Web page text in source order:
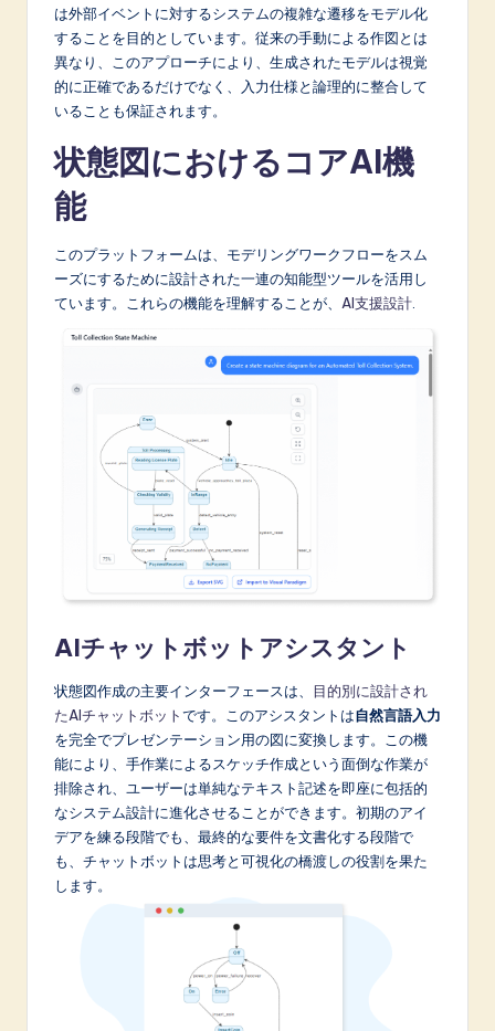
w
a
は外部イベントに対するシステムの複雑な遷移をモデル化
することを目的としています。従来の手動による作図とは
異なり、このアプローチにより、生成されたモデルは視覚
的に正確であるだけでなく、入力仕様と論理的に整合して
いることも保証されます。
状態図におけるコアAI機
能
このプラットフォームは、モデリングワークフローをスム
ーズにするために設計された一連の知能型ツールを活用し
ています。これらの機能を理解することが、 AI支援設計.
AIチャットボットアシスタント
状態図作成の主要インターフェースは、 目的別に設計され
たAIチャットボットです。このアシスタントは自然言語入力
を完全でプレゼンテーション用の図に変換します。この機
能により、手作業によるスケッチ作成という面倒な作業が
排除され、ユーザーは単純なテキスト記述を即座に包括的
なシステム設計に進化させることができます。初期のアイ
デアを練る段階でも、最終的な要件を文書化する段階で
も、チャットボットは思考と可視化の橋渡しの役割を果た
します。